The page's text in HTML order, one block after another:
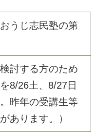
うじ志民塾の第
討する方のため
8/26土、8/27日
昨年の受講生等
あります。）